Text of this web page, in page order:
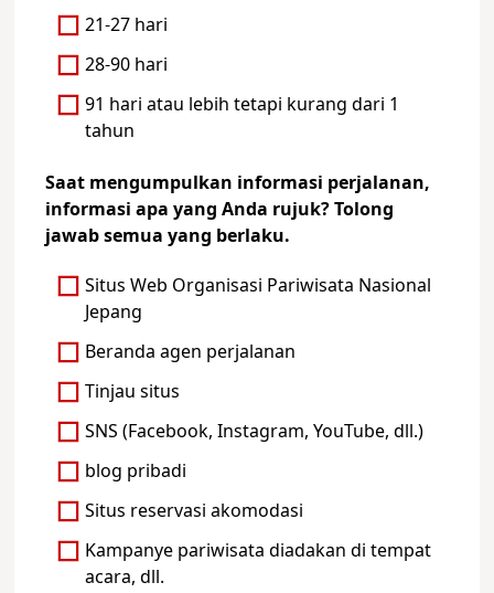
21-27 hari
28-90 hari
91 hari atau lebih tetapi kurang dari 1
tahun
Saat mengumpulkan informasi perjalanan,
informasi apa yang Anda rujuk? Tolong
jawab semua yang berlaku.
Situs Web Organisasi Pariwisata Nasional
Jepang
Beranda agen perjalanan
Tinjau situs
SNS (Facebook, Instagram, YouTube, dll.)
blog pribadi
Situs reservasi akomodasi
Kampanye pariwisata diadakan di tempat
acara, dll.